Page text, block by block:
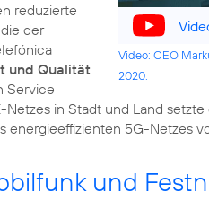
Video: CEO
2020.
reduzierte
der
und Qualität
Service
Netzes in Stadt und Land
energieeffizienten 5G-Netzes
und